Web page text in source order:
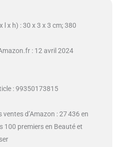
x h) : 30 x 3 x 3 cm; 380
: 12 avril 2024
: 99350173815
d’Amazon : 27 436 en
100 premiers en Beauté et